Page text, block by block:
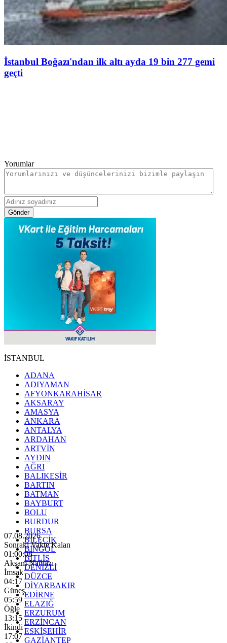
İstanbul Boğazı'ndan ilk altı ayda 19 bin 277 gemi
geçti
Yorumlar
Gönder
İSTANBUL
ADANA
ADIYAMAN
AFYONKARAHİSAR
AKSARAY
AMASYA
ANKARA
ANTALYA
ARDAHAN
ARTVİN
AYDIN
AĞRI
BALIKESİR
BARTIN
BATMAN
BAYBURT
BOLU
BURDUR
BURSA
BİLECİK
BİNGÖL
BİTLİS
DENİZLİ
DÜZCE
DİYARBAKIR
EDİRNE
ELAZIĞ
ERZURUM
ERZİNCAN
ESKİŞEHİR
GAZİANTEP
07.08.2026
Sonraki Vakte Kalan
01:00:06
Akşam Namazı
İmsak
04:17
Güneş
05:59
Öğle
13:15
İkindi
17:07